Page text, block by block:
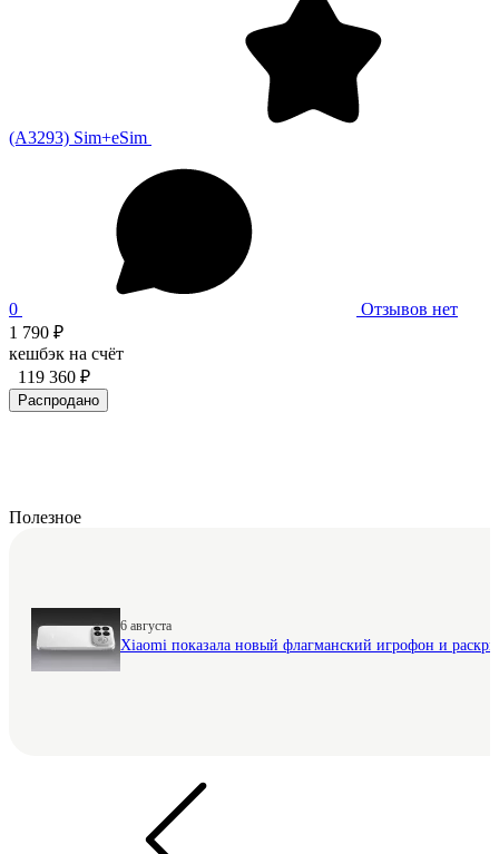
(A3293) Sim+eSim
0
Отзывов нет
1 790 ₽
кешбэк на счёт
119 360 ₽
Распродано
Полезное
6 августа
Xiaomi показала новый флагманский игрофон и